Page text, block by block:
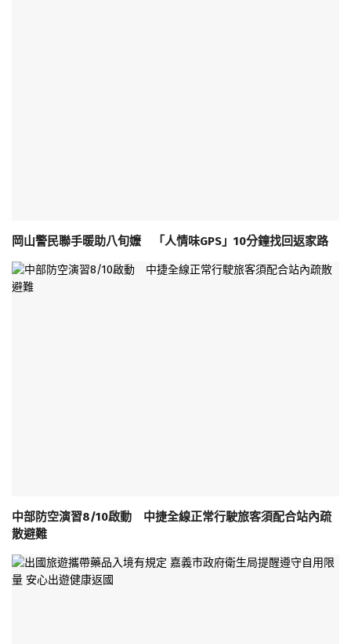
岡山警民聯手暖助八旬嬤 「人情味GPS」10分鐘找回返家路
中部防空演習8/10啟動 中捷全線正常行駛旅客須配合站內疏
散避難